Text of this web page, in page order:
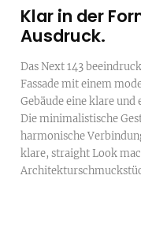
Klar in der
Ausdruck.
Das Next 143
Fassade mit einem
Gebäude eine klare
Die minimalistische
harmonische
klare, straight Look